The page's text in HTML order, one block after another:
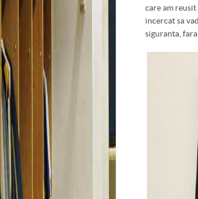
care am
incercat sa
siguranta,